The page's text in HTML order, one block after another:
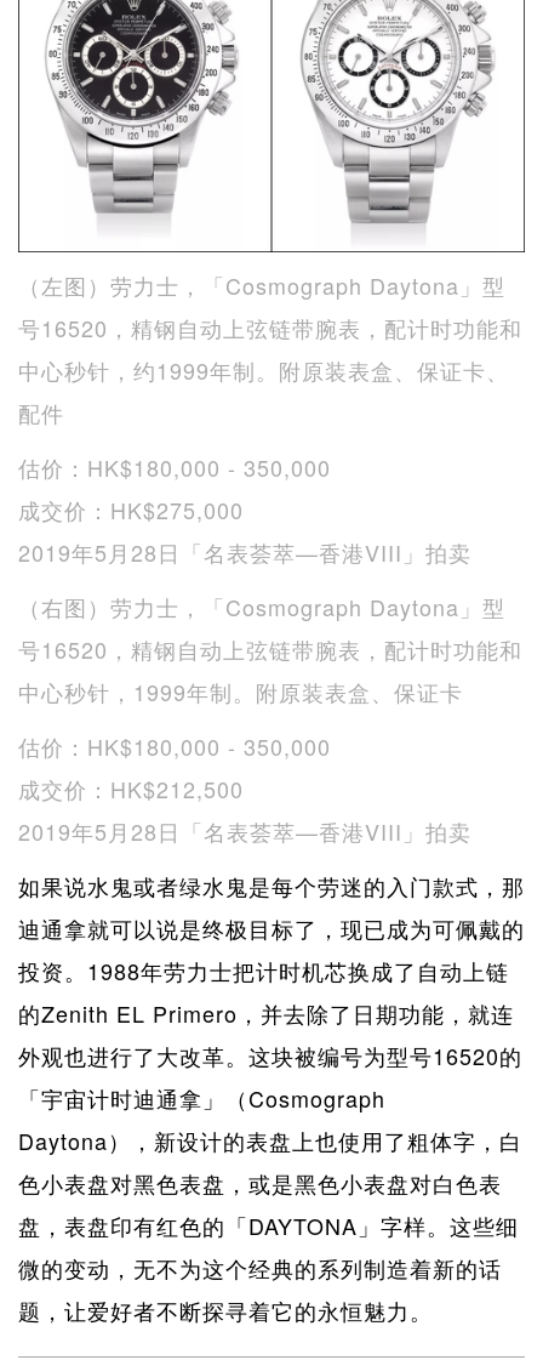
（左图）劳力士，「Cosmograph Daytona」型
号16520，精钢自动上弦链带腕表，配计时功能和
中心秒针，约1999年制。附原装表盒、保证卡、
配件
估价：HK$180,000 - 350,000
成交价：HK$275,000
2019年5月28日「名表荟萃—香港VIII」拍卖
（右图）劳力士，「Cosmograph Daytona」型
号16520，精钢自动上弦链带腕表，配计时功能和
中心秒针，1999年制。附原装表盒、保证卡
估价：HK$180,000 - 350,000
成交价：HK$212,500
2019年5月28日「名表荟萃—香港VIII」拍卖
如果说水鬼或者绿水鬼是每个劳迷的入门款式，那
迪通拿就可以说是终极目标了，现已成为可佩戴的
投资。1988年劳力士把计时机芯换成了自动上链
的Zenith EL Primero，并去除了日期功能，就连
外观也进行了大改革。这块被编号为型号16520的
「宇宙计时迪通拿」（Cosmograph
Daytona），新设计的表盘上也使用了粗体字，白
色小表盘对黑色表盘，或是黑色小表盘对白色表
盘，表盘印有红色的「DAYTONA」字样。这些细
微的变动，无不为这个经典的系列制造着新的话
题，让爱好者不断探寻着它的永恒魅力。